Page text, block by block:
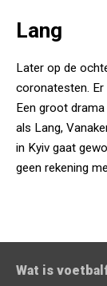
Lang
Later op de
coronatesten.
Een groot
als Lang,
in Kyiv gaat
geen rekening
Wat is